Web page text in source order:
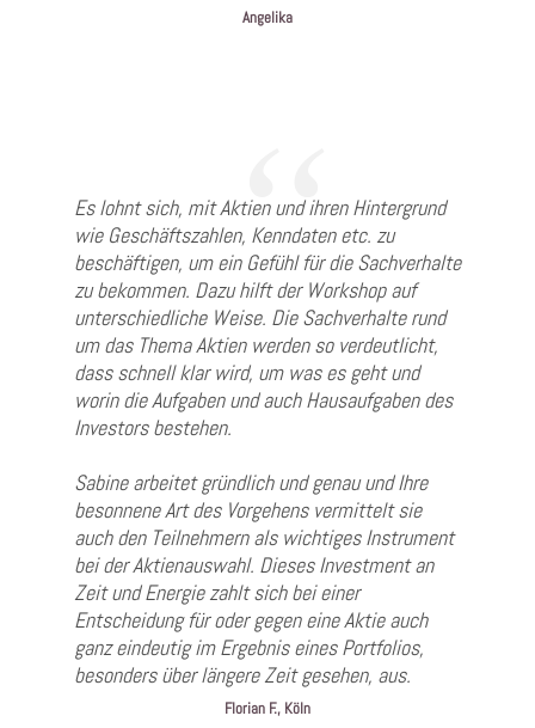
Angelika
Florian F., Köln
Es lohnt sich, mit Aktien und ihren Hintergrund
wie Geschäftszahlen, Kenndaten etc. zu
beschäftigen, um ein Gefühl für die Sachverhalte
zu bekommen. Dazu hilft der Workshop auf
unterschiedliche Weise. Die Sachverhalte rund
um das Thema Aktien werden so verdeutlicht,
dass schnell klar wird, um was es geht und
worin die Aufgaben und auch Hausaufgaben des
Investors bestehen.
Sabine arbeitet gründlich und genau und Ihre
besonnene Art des Vorgehens vermittelt sie
auch den Teilnehmern als wichtiges Instrument
bei der Aktienauswahl. Dieses Investment an
Zeit und Energie zahlt sich bei einer
Entscheidung für oder gegen eine Aktie auch
ganz eindeutig im Ergebnis eines Portfolios,
besonders über längere Zeit gesehen, aus.